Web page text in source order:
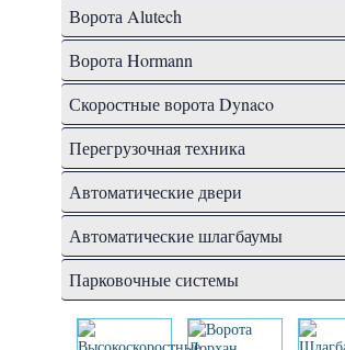
Ворота Alutech
Ворота Hormann
Скоростные ворота Dynaco
Перегрузочная техника
Автоматические двери
Автоматические шлагбаумы
Парковочные системы